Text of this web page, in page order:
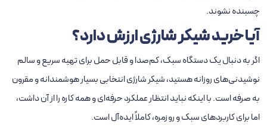
چسبنده نشوند.
آیا خرید شیکر شارژی ارزش دارد؟
اگر به‌ دنبال یک دستگاه سبک، کم‌صدا و قابل‌ حمل برای تهیه سریع و سالم
نوشیدنی‌های روزانه هستید، شیکر شارژی انتخابی بسیار هوشمندانه و مقرون‌
به‌ صرفه است. با اینکه نباید انتظار عملکرد حرفه‌ای و همه‌ کاره را از آن داشت،
اما برای کاربردهای سبک و روزمره، کاملاً ایده‌آل است.